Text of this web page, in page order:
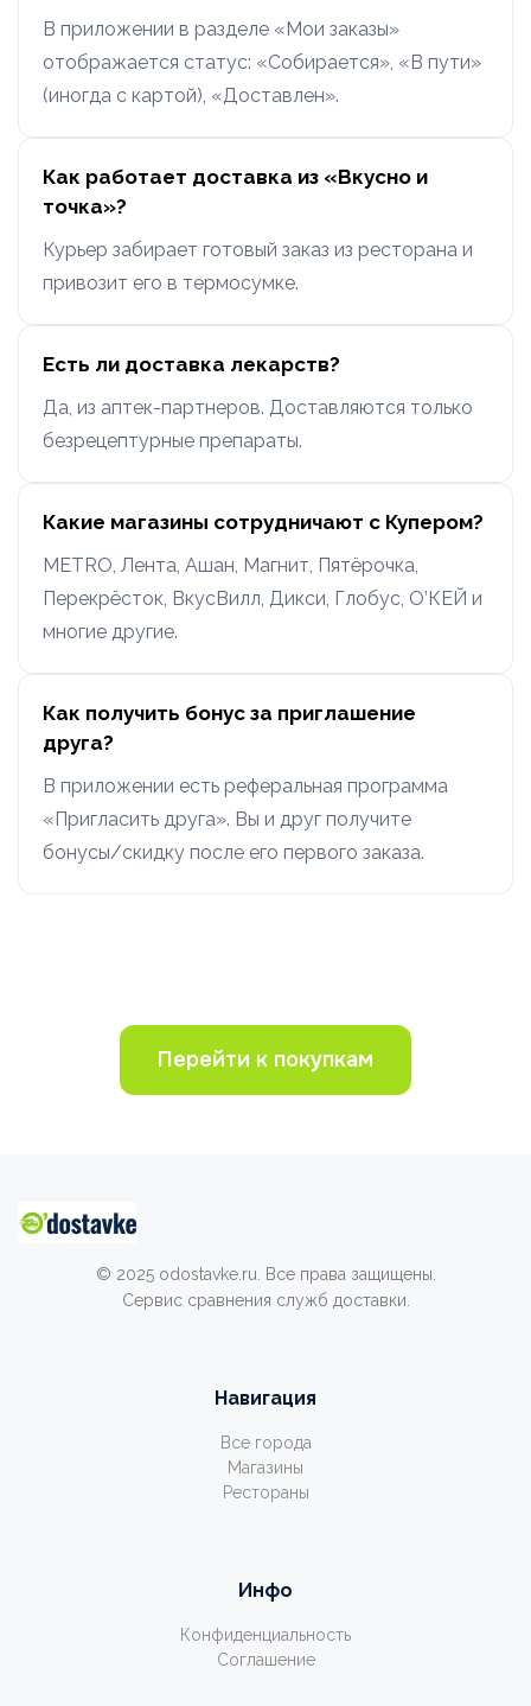
В приложении в разделе «Мои заказы»
отображается статус: «Собирается», «В пути»
(иногда с картой), «Доставлен».
Как работает доставка из «Вкусно и
точка»?
Курьер забирает готовый заказ из ресторана и
привозит его в термосумке.
Есть ли доставка лекарств?
Да, из аптек-партнеров. Доставляются только
безрецептурные препараты.
Какие магазины сотрудничают с Купером?
METRO, Лента, Ашан, Магнит, Пятёрочка,
Перекрёсток, ВкусВилл, Дикси, Глобус, О’КЕЙ и
многие другие.
Как получить бонус за приглашение
друга?
В приложении есть реферальная программа
«Пригласить друга». Вы и друг получите
бонусы/скидку после его первого заказа.
Перейти к покупкам
© 2025 odostavke.ru. Все права защищены.
Сервис сравнения служб доставки.
Навигация
Все города
Магазины
Рестораны
Инфо
Конфиденциальность
Соглашение